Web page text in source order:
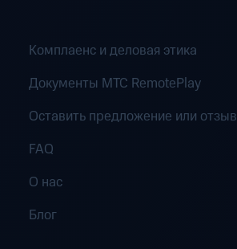
Комплаенс и деловая этика
Документы MTC RemotePlay
Оставить предложение или отзыв
FAQ
О нас
Блог